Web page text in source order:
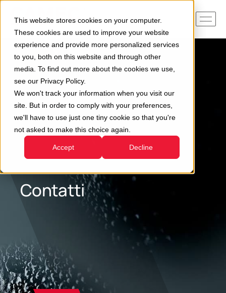
This website stores cookies on your computer.
These cookies are used to improve your website
experience and provide more personalized services
to you, both on this website and through other
media. To find out more about the cookies we use,
see our Privacy Policy.
We won't track your information when you visit our
site. But in order to comply with your preferences,
we'll have to use just one tiny cookie so that you're
not asked to make this choice again.
Accept Decline
Contatti